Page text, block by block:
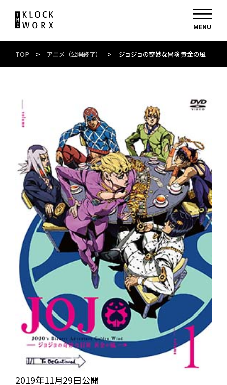
TOP > アニメ（公開終了） > ジョジョの奇妙な冒険 黄金の風
2019年11月29日公開